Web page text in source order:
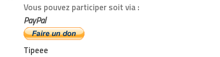
Vous pouvez participer soit via :
PayPal
Tipeee